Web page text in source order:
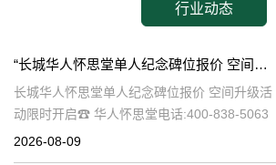
行业动态
“长城华人怀思堂单人纪念碑位报价 空间升级活动限时开启”
长城华人怀思堂单人纪念碑位报价 空间升级活
动限时开启☎ 华人怀思堂电话:400-838-5063
在现代社会，人们对逝者的缅怀和纪念方式不
2026-08-09